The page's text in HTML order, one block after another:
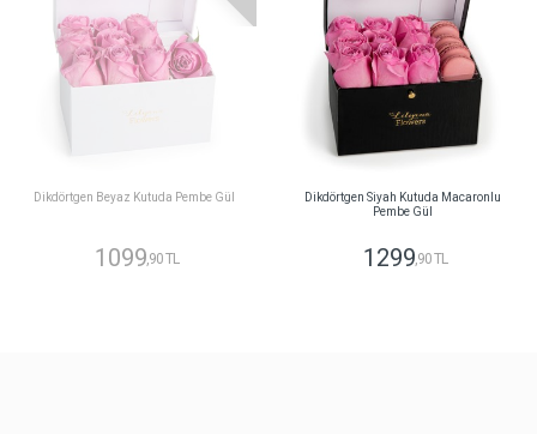
Dikdörtgen Beyaz Kutuda Pembe Gül
1099,90 TL
Dikdörtgen Siyah Kutuda Macaronlu
Pembe Gül
1299,90 TL